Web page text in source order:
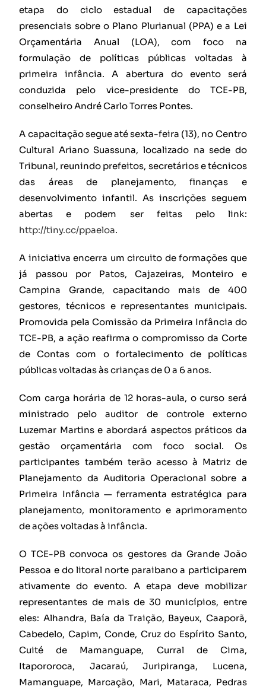
etapa do ciclo estadual de capacitações
presenciais sobre o Plano Plurianual (PPA) e a Lei
Orçamentária Anual (LOA), com foco na
formulação de políticas públicas voltadas à
primeira infância. A abertura do evento será
conduzida pelo vice-presidente do TCE-PB,
conselheiro André Carlo Torres Pontes.
A capacitação segue até sexta-feira (13), no Centro
Cultural Ariano Suassuna, localizado na sede do
Tribunal, reunindo prefeitos, secretários e técnicos
das áreas de planejamento, finanças e
desenvolvimento infantil. As inscrições seguem
abertas e podem ser feitas pelo link:
http://tiny.cc/ppaeloa.
A iniciativa encerra um circuito de formações que
já passou por Patos, Cajazeiras, Monteiro e
Campina Grande, capacitando mais de 400
gestores, técnicos e representantes municipais.
Promovida pela Comissão da Primeira Infância do
TCE-PB, a ação reafirma o compromisso da Corte
de Contas com o fortalecimento de políticas
públicas voltadas às crianças de 0 a 6 anos.
Com carga horária de 12 horas-aula, o curso será
ministrado pelo auditor de controle externo
Luzemar Martins e abordará aspectos práticos da
gestão orçamentária com foco social. Os
participantes também terão acesso à Matriz de
Planejamento da Auditoria Operacional sobre a
Primeira Infância — ferramenta estratégica para
planejamento, monitoramento e aprimoramento
de ações voltadas à infância.
O TCE-PB convoca os gestores da Grande João
Pessoa e do litoral norte paraibano a participarem
ativamente do evento. A etapa deve mobilizar
representantes de mais de 30 municípios, entre
eles: Alhandra, Baía da Traição, Bayeux, Caaporã,
Cabedelo, Capim, Conde, Cruz do Espírito Santo,
Cuité de Mamanguape, Curral de Cima,
Itapororoca, Jacaraú, Juripiranga, Lucena,
Mamanguape, Marcação, Mari, Mataraca, Pedras